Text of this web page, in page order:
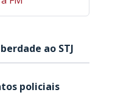
ao STJ
policiais